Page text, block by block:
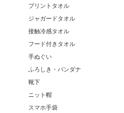
プリントタオル
ジャガードタオル
接触冷感タオル
フード付きタオル
手ぬぐい
ふろしき・バンダナ
靴下
ニット帽
スマホ手袋